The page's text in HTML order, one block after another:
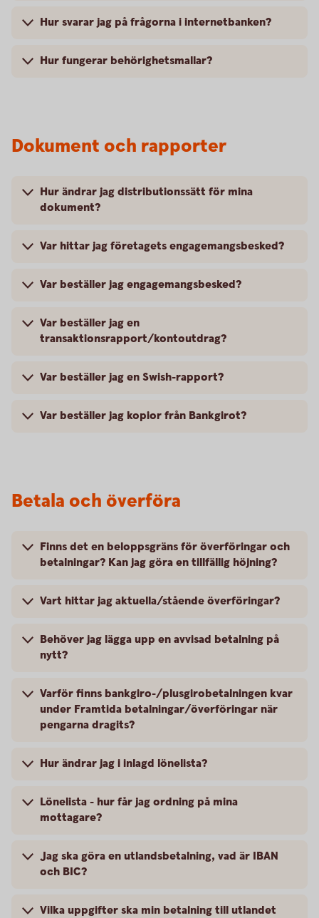
Hur svarar jag på frågorna i internetbanken?
Hur fungerar behörighetsmallar?
Dokument och rapporter
Hur ändrar jag distributionssätt för mina
dokument?
Var hittar jag företagets engagemangsbesked?
Var beställer jag engagemangsbesked?
Var beställer jag en
transaktionsrapport/kontoutdrag?
Var beställer jag en Swish-rapport?
Var beställer jag kopior från Bankgirot?
Betala och överföra
Finns det en beloppsgräns för överföringar och
betalningar? Kan jag göra en tillfällig höjning?
Vart hittar jag aktuella/stående överföringar?
Behöver jag lägga upp en avvisad betalning på
nytt?
Varför finns bankgiro-/plusgirobetalningen kvar
under Framtida betalningar/överföringar när
pengarna dragits?
Hur ändrar jag i inlagd lönelista?
Lönelista - hur får jag ordning på mina
mottagare?
Jag ska göra en utlandsbetalning, vad är IBAN
och BIC?
Vilka uppgifter ska min betalning till utlandet